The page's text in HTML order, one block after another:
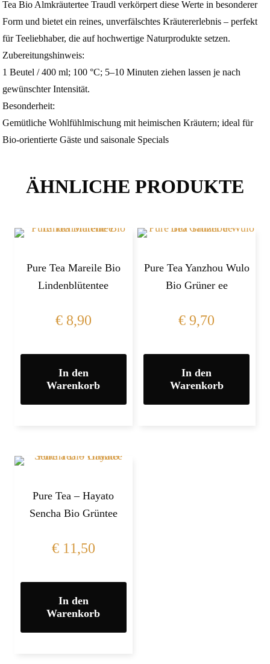
Tea Bio Almkräutertee Traudl verkörpert diese Werte in besonderer
Form und bietet ein reines, unverfälschtes Kräutererlebnis – perfekt
für Teeliebhaber, die auf hochwertige Naturprodukte setzen.
Zubereitungshinweis:
1 Beutel / 400 ml; 100 °C; 5–10 Minuten ziehen lassen je nach
gewünschter Intensität.
Besonderheit:
Gemütliche Wohlfühlmischung mit heimischen Kräutern; ideal für
Bio‑orientierte Gäste und saisonale Specials
ÄHNLICHE PRODUKTE
Pure Tea Mareile Bio
Lindenblütentee
€8,90
In den
Warenkorb
Pure Tea Yanzhou Wulo
Bio Grüner ee
€ 9,70
In den
Warenkorb
Pure Tea – Hayato
Sencha Bio Grüntee
€11,50
In den
Warenkorb